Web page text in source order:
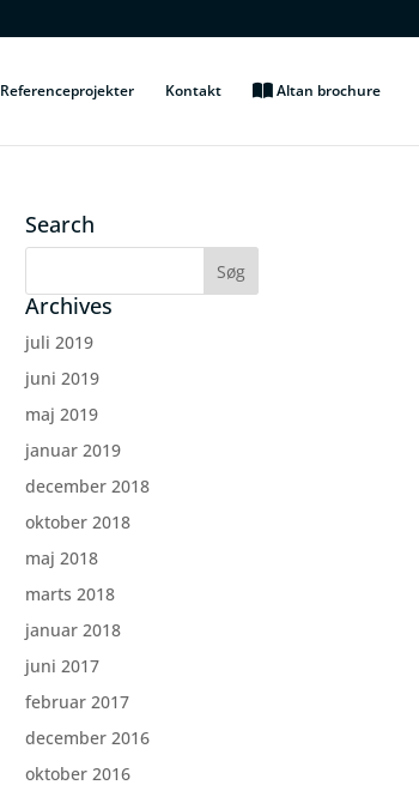
Referenceprojekter Kontakt Altan brochure
Search
Archives
juli 2019
juni 2019
maj 2019
januar 2019
december 2018
oktober 2018
maj 2018
marts 2018
januar 2018
juni 2017
februar 2017
december 2016
oktober 2016